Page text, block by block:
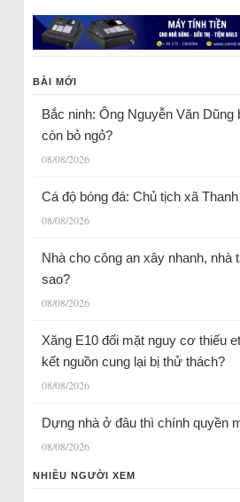
BÀI MỚI
Bắc ninh: Ông Nguyễn Văn Dũng
còn bỏ ngỏ?
08/08/2026
Cá độ bóng đá: Chủ tịch xã
08/08/2026
Nhà cho công an xây nhanh, nhà
sao?
08/08/2026
Xăng E10 đối mặt nguy cơ thiếu
kết nguồn cung lại bị thử thách?
08/08/2026
Dựng nhà ở đâu thì chính quyền
08/08/2026
NHIỀU NGƯỜI XEM